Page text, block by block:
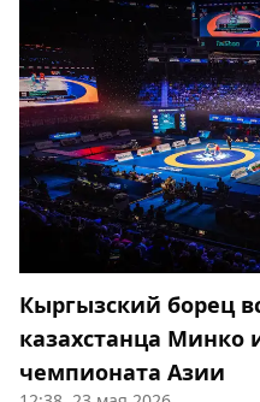
Кыргызский борец
казахстанца Минко и
чемпионата Азии